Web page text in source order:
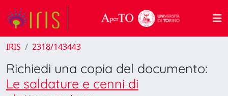
IRIS 2318/143443
Richiedi una copia del documento:
Le saldature e cenni di